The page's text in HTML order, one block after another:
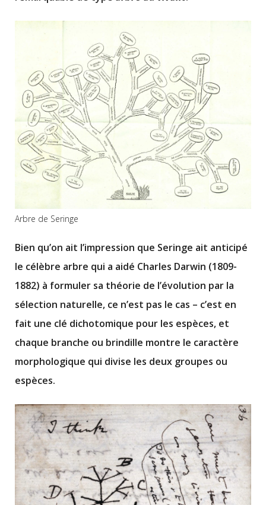
Arbre de Seringe
Bien qu’on ait l’impression que Seringe ait anticipé
le célèbre arbre qui a aidé Charles Darwin (1809-
1882) à formuler sa théorie de l’évolution par la
sélection naturelle, ce n’est pas le cas – c’est en
fait une clé dichotomique pour les espèces, et
chaque branche ou brindille montre le caractère
morphologique qui divise les deux groupes ou
espèces.